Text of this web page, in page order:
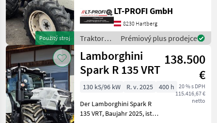
Použitý stroj
Einsatzbereit -2 DW -1EW
Maschine zu besichtigen bei
#LT-Profi GmbH
#LandtechnikFürPr
LT-PROFI GmbH
8230 Hartberg
Traktory /
Lamborghini
Prémiový plus prodejce
Lamborghini
Spark R 135 VRT
138.500
€
20 % s DPH
115.416,67 €
netto
130 kS/96 kW R. v. 2025
400 h
Der Lamborghini Spark R
135 VRT, Baujahr 2025, ist